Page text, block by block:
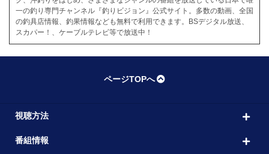
一の釣り専門チャンネル『釣りビジョン』公式サイト。多数の動画、全国
の釣具店情報、釣果情報なども無料で利用できます。BSデジタル放送、
スカパー！、ケーブルテレビ等で放送中！
ページTOPへ
視聴方法
番組情報